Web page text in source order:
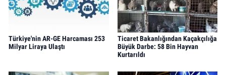
Türkiye'nin AR-GE Harcaması 253
Milyar Liraya Ulaştı
Ticaret Bakanlığından Kaçakçılığa
Büyük Darbe: 58 Bin Hayvan
Kurtarıldı